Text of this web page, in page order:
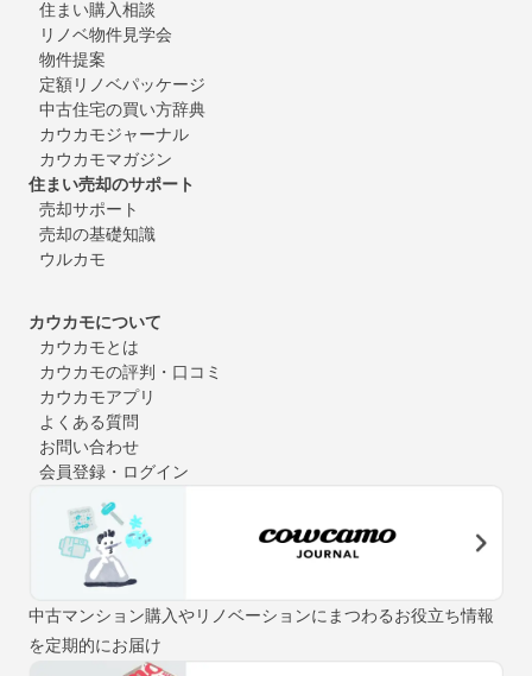
住まい購入相談
リノベ物件見学会
物件提案
定額リノベパッケージ
中古住宅の買い方辞典
カウカモジャーナル
カウカモマガジン
住まい売却のサポート
売却サポート
売却の基礎知識
ウルカモ
カウカモについて
カウカモとは
カウカモの評判・口コミ
カウカモアプリ
よくある質問
お問い合わせ
会員登録・ログイン
中古マンション購入やリノベーションにまつわるお役立ち情報
を定期的にお届け